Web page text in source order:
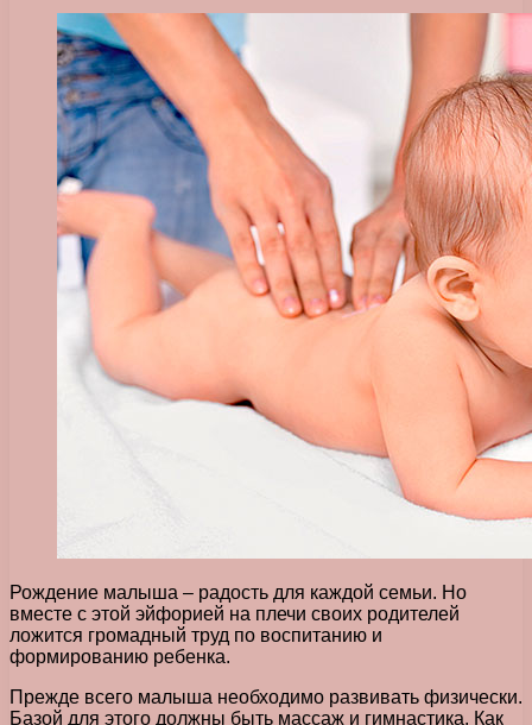
Рождение малыша – радость для каждой семьи. Но
вместе с этой эйфорией на плечи своих родителей
ложится громадный труд по воспитанию и
формированию ребенка.
Прежде всего малыша необходимо развивать физически.
Базой для этого должны быть массаж и гимнастика. Как